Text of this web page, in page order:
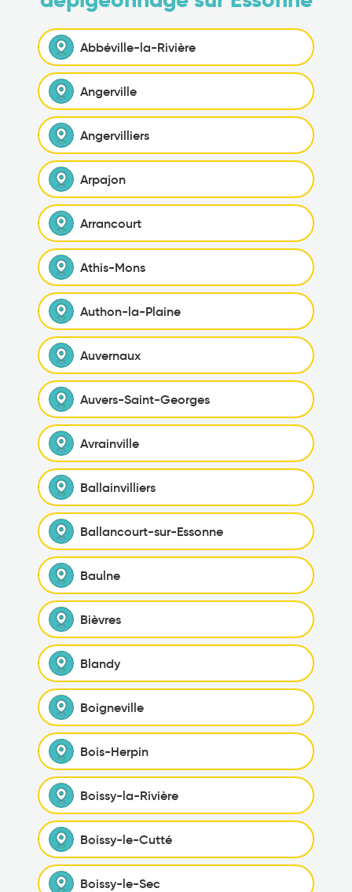
Abbéville-la-Rivière
Angerville
Angervilliers
Arpajon
Arrancourt
Athis-Mons
Authon-la-Plaine
Auvernaux
Auvers-Saint-Georges
Avrainville
Ballainvilliers
Ballancourt-sur-Essonne
Baulne
Bièvres
Blandy
Boigneville
Bois-Herpin
Boissy-la-Rivière
Boissy-le-Cutté
Boissy-le-Sec